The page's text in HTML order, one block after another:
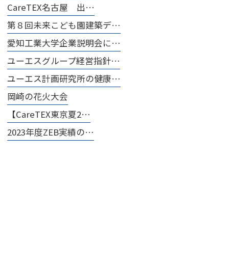
CareTEX名古屋 出…
第８回未来こども園建築デ…
愛知工業大学企業説明会に…
ユーエスグループ経営指針…
ユーエス計画研究所の健康…
岡崎の花火大会
【CareTEX東京夏2…
2023年度ZEB実績の…